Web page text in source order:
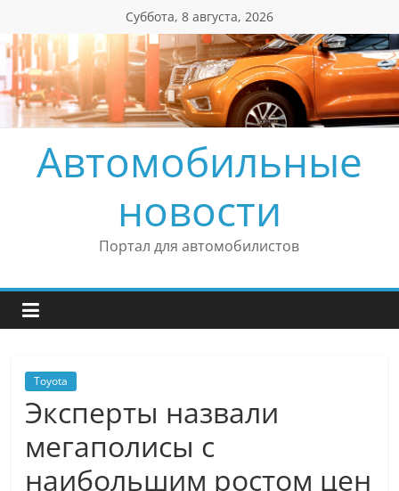
содержимому
Суббота, 8 августа, 2026
Автомобильные
новости
Портал для автомобилистов
Toyota
Эксперты назвали
мегаполисы с
наибольшим ростом цен